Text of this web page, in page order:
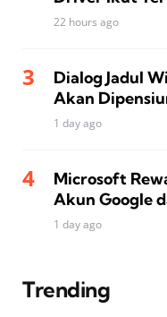
22 hours ago
Dialog Jadul
Akan
1 day ago
Microsoft
Akun Google
1 day ago
Trending